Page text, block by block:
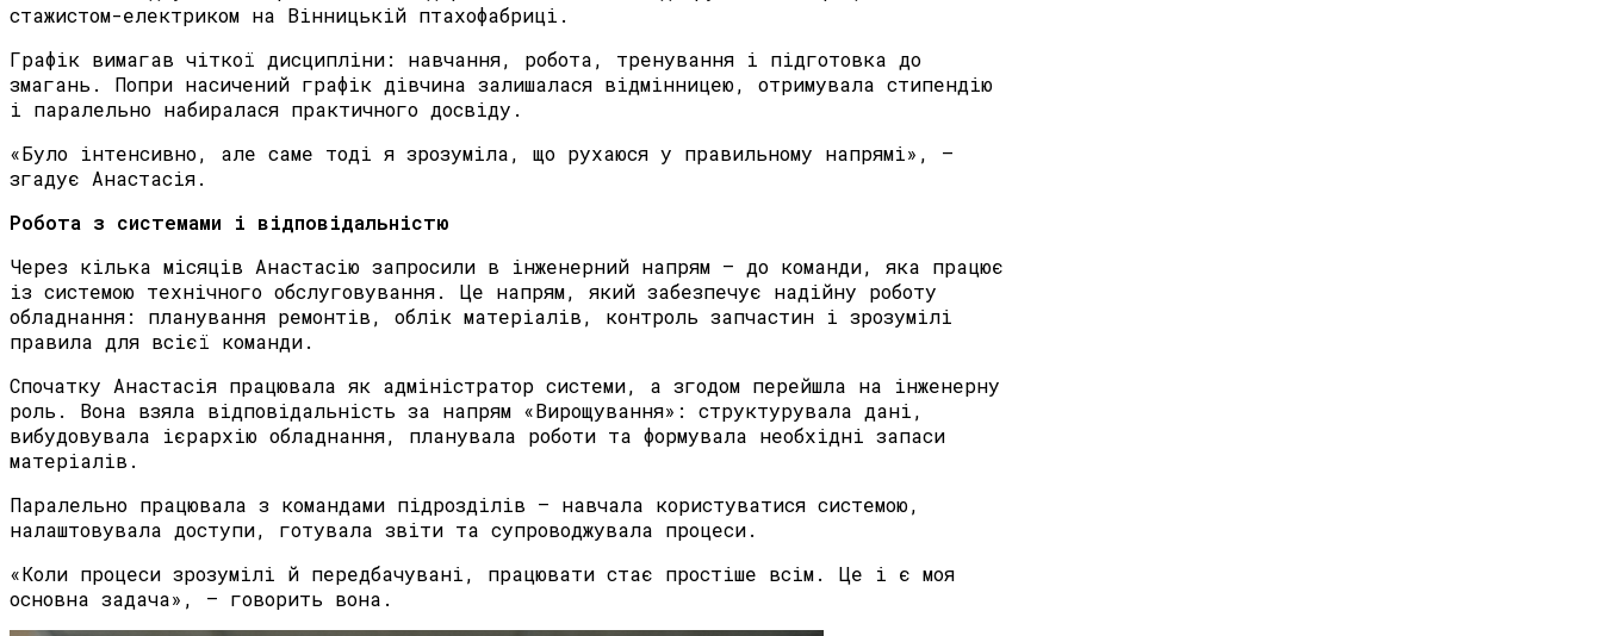
стажистом-електриком на Вінницькій птахофабриці.
Графік вимагав чіткої дисципліни: навчання, робота, тренування і підготовка до
змагань. Попри насичений графік дівчина залишалася відмінницею, отримувала стипендію
і паралельно набиралася практичного досвіду.
«Було інтенсивно, але саме тоді я зрозуміла, що рухаюся у правильному напрямі», —
згадує Анастасія.
Робота з системами і відповідальністю
Через кілька місяців Анастасію запросили в інженерний напрям — до команди, яка працює
із системою технічного обслуговування. Це напрям, який забезпечує надійну роботу
обладнання: планування ремонтів, облік матеріалів, контроль запчастин і зрозумілі
правила для всієї команди.
Спочатку Анастасія працювала як адміністратор системи, а згодом перейшла на інженерну
роль. Вона взяла відповідальність за напрям «Вирощування»: структурувала дані,
вибудовувала ієрархію обладнання, планувала роботи та формувала необхідні запаси
матеріалів.
Паралельно працювала з командами підрозділів — навчала користуватися системою,
налаштовувала доступи, готувала звіти та супроводжувала процеси.
«Коли процеси зрозумілі й передбачувані, працювати стає простіше всім. Це і є моя
основна задача», — говорить вона.